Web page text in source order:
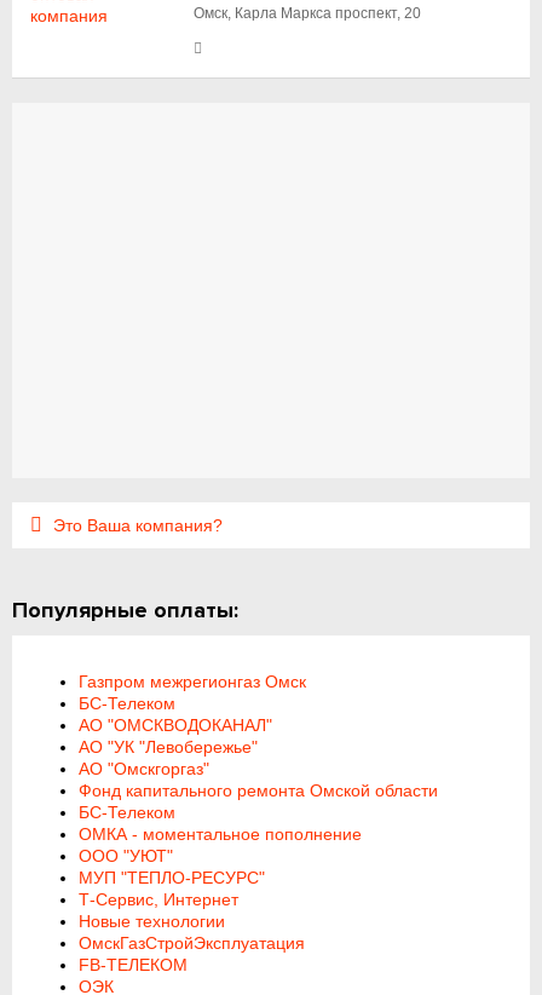
Омск, Карла Маркса проспект, 20
Это Ваша компания?
Популярные оплаты:
Газпром межрегионгаз Омск
БС-Телеком
АО "ОМСКВОДОКАНАЛ"
АО "УК "Левобережье"
АО "Омскгоргаз"
Фонд капитального ремонта Омской области
БС-Телеком
ОМКА - моментальное пополнение
ООО "УЮТ"
МУП "ТЕПЛО-РЕСУРС"
Т-Сервис, Интернет
Новые технологии
ОмскГазСтройЭксплуатация
FB-ТЕЛЕКОМ
ОЭК